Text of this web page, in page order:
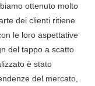
ottenuto molto
dei clienti ritiene
le loro aspettative
del tappo a scatto
è stato
del mercato,